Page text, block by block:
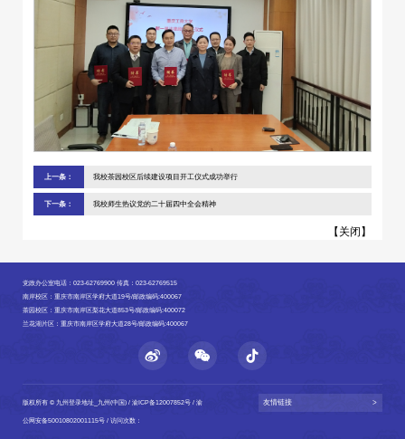
上一条： 我校茶园校区后续建设项目开工仪式成功举行
下一条： 我校师生热议党的二十届四中全会精神
【关闭】
党政办公室电话：023-62769900 传真：023-62769515
南岸校区：重庆市南岸区学府大道19号/邮政编码:400067
茶园校区：重庆市南岸区梨花大道853号/邮政编码:400072
兰花湖片区：重庆市南岸区学府大道28号/邮政编码:400067
版权所有 © 九州登录地址_九州(中国) / 渝ICP备12007852号 / 渝
公网安备50010802001115号 / 访问次数：
友情链接 >